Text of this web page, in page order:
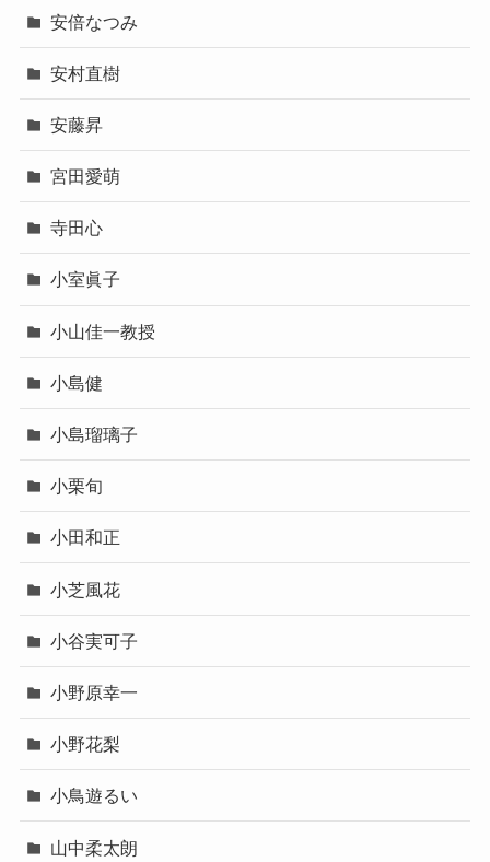
安倍なつみ
安村直樹
安藤昇
宮田愛萌
寺田心
小室眞子
小山佳一教授
小島健
小島瑠璃子
小栗旬
小田和正
小芝風花
小谷実可子
小野原幸一
小野花梨
小鳥遊るい
山中柔太朗